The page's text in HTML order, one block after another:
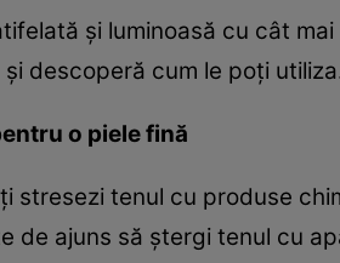
şi luminoasă cu cât
descoperă cum le poţi
o piele fină
stresezi tenul cu produse
de ajuns să ştergi tenul cu